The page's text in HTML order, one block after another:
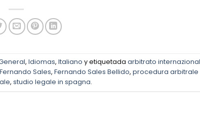
, Idiomas, Italiano y etiquetada arbitrato
Fernando Sales,Fernando Sales Bellido,procedura arbitrale
, studio legale in spagna.